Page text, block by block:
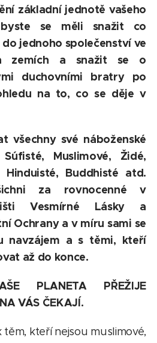
základní jednotě vašeho
byste se měli snažit co
jednoho společenství ve
zemích a snažit se o
duchovními bratry po
na to, co se děje v
všechny své náboženské
Muslimové, Židé,
Hinduisté, Buddhisté atd.
za rovnocenné v
Vesmírné Lásky a
Ochrany a v míru sami se
navzájem a s těmi, kteří
až do konce.
PLANETA PŘEŽIJE
VÁS ČEKAJÍ.
kteří nejsou muslimové,